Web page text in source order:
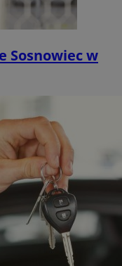
Sosnowiec w